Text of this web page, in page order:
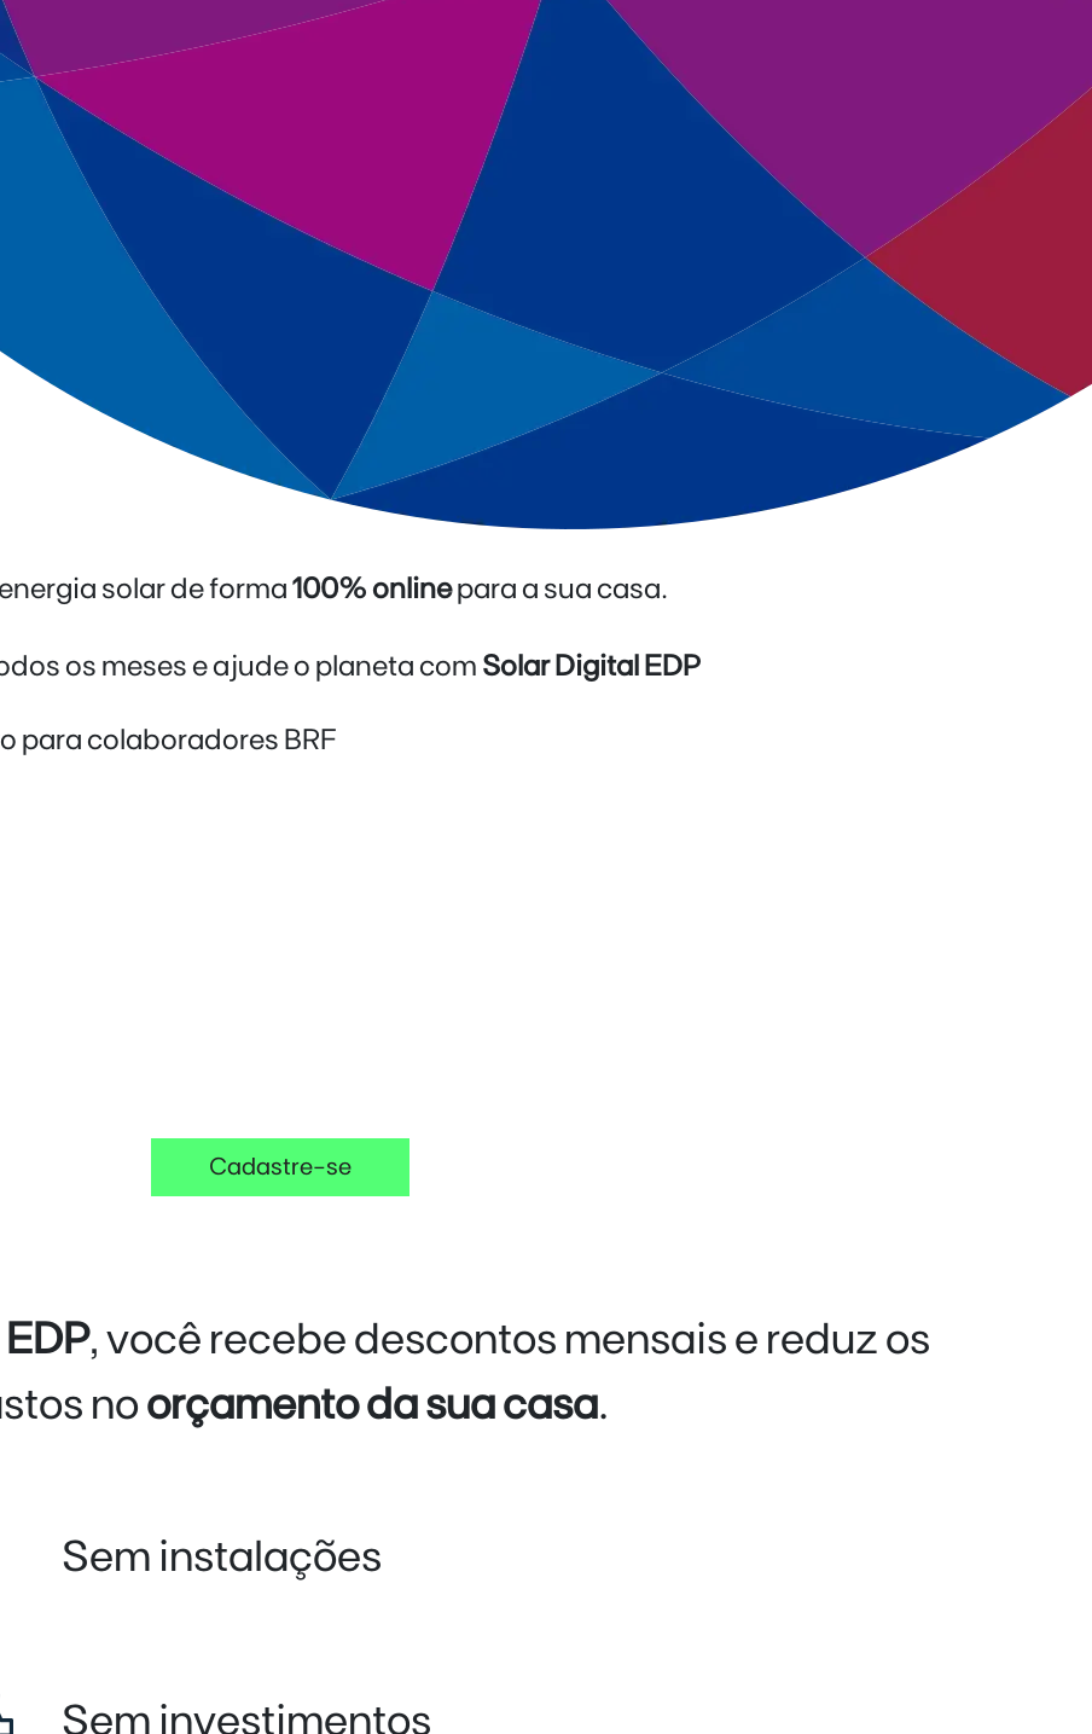
solar de forma 100% onlinepara a sua casa.
os meses e ajude o planeta com Solar Digital EDP
para colaboradores BRF
Cadastre-se
, você recebe descontos mensais e reduz os
no orçamento da sua casa.
Sem instalações
Sem investimentos